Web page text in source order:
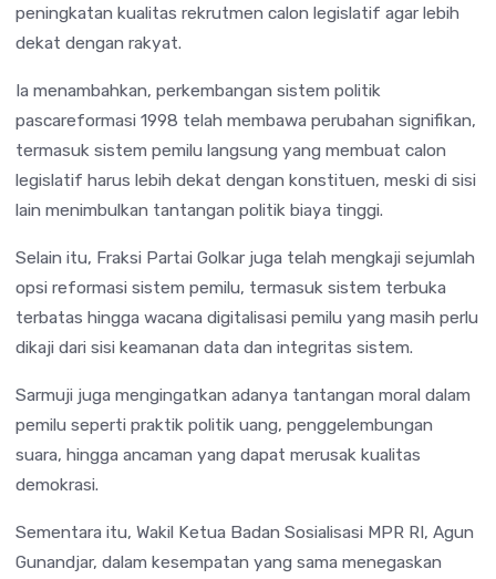
peningkatan kualitas rekrutmen calon legislatif agar lebih
dekat dengan rakyat.
Ia menambahkan, perkembangan sistem politik
pascareformasi 1998 telah membawa perubahan signifikan,
termasuk sistem pemilu langsung yang membuat calon
legislatif harus lebih dekat dengan konstituen, meski di sisi
lain menimbulkan tantangan politik biaya tinggi.
Selain itu, Fraksi Partai Golkar juga telah mengkaji sejumlah
opsi reformasi sistem pemilu, termasuk sistem terbuka
terbatas hingga wacana digitalisasi pemilu yang masih perlu
dikaji dari sisi keamanan data dan integritas sistem.
Sarmuji juga mengingatkan adanya tantangan moral dalam
pemilu seperti praktik politik uang, penggelembungan
suara, hingga ancaman yang dapat merusak kualitas
demokrasi.
Sementara itu, Wakil Ketua Badan Sosialisasi MPR RI, Agun
Gunandjar, dalam kesempatan yang sama menegaskan